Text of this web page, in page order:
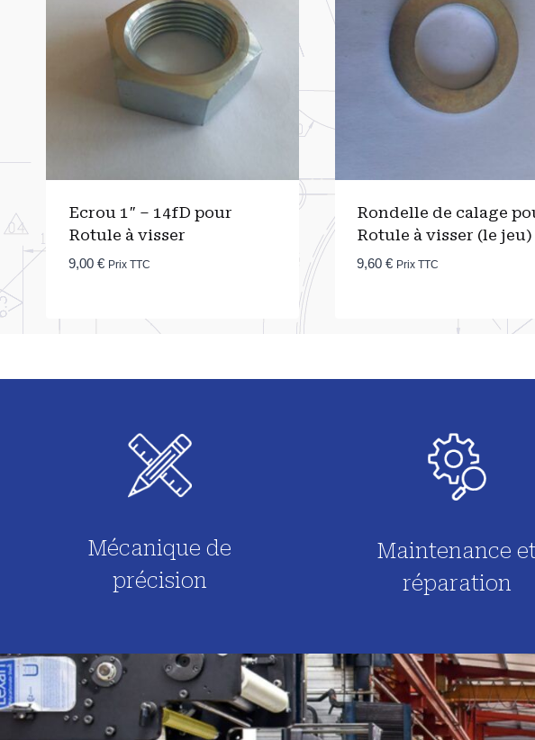
Ecrou 1″ – 14fD pour
Rotule à visser
9,00 € Prix TTC
Rondelle de calage
Rotule à visser (le jeu)
9,60 € Prix TTC
Mécanique de
précision
Maintenance
réparation